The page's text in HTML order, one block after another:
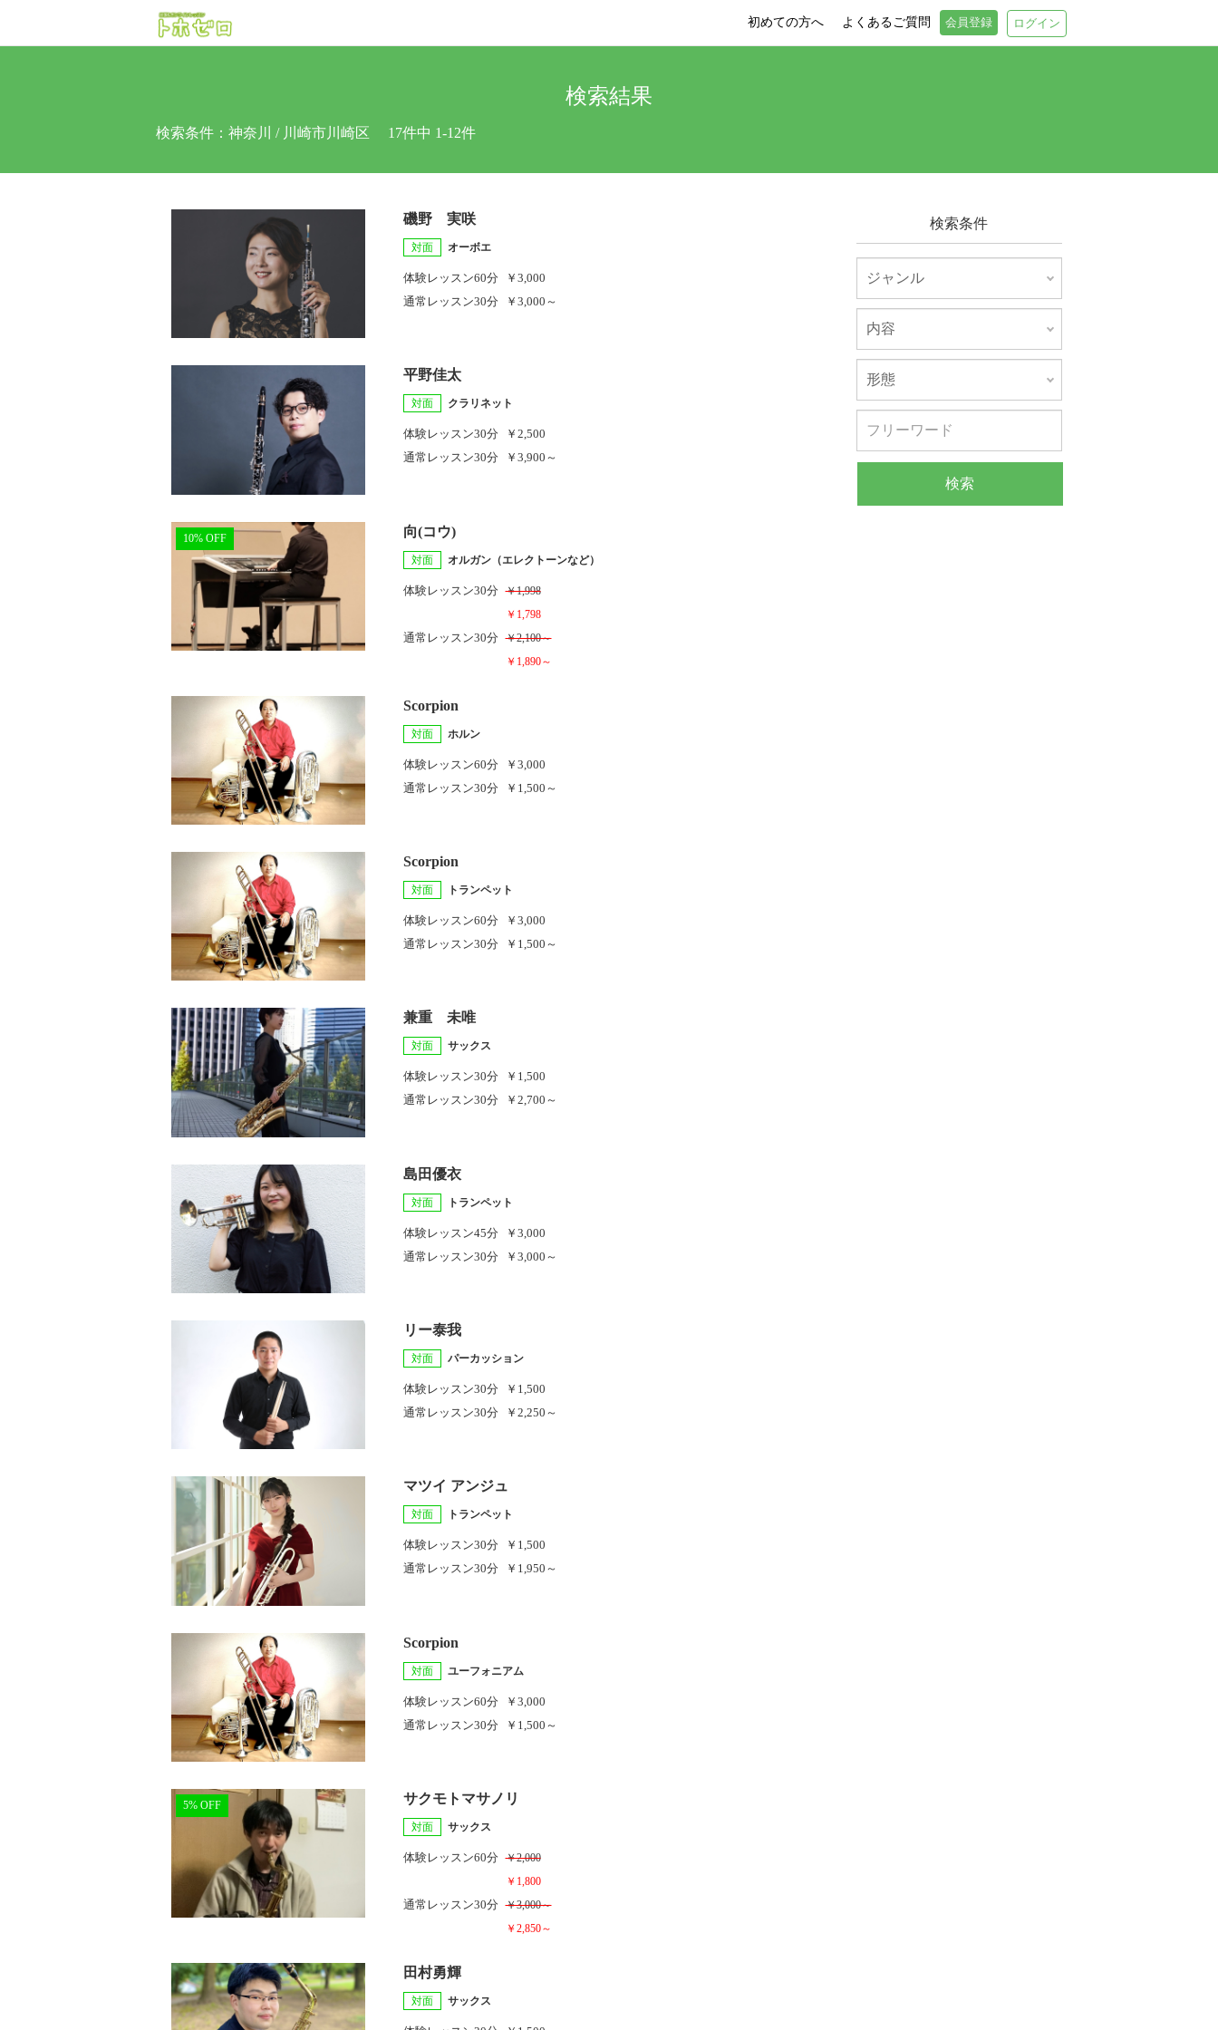
検索結果
検索条件： 神奈川 / 川崎市川崎区 17件中 1-12件
磯野 実咲
対面 オーボエ
体験レッスン60分
￥3,000
通常レッスン30分 ￥3,000～
平野佳太
対面 クラリネット
体験レッスン30分
￥2,500
通常レッスン30分 ￥3,900～
10% OFF 向(コウ)
対面 オルガン（エレクトーンなど）
体験レッスン30分
￥1,998
￥1,798
通常レッスン30分
￥2,100～
￥1,890～
Scorpion
対面 ホルン
体験レッスン60分
￥3,000
通常レッスン30分 ￥1,500～
Scorpion
対面 トランペット
体験レッスン60分
￥3,000
通常レッスン30分 ￥1,500～
兼重 未唯
対面 サックス
体験レッスン30分
￥1,500
通常レッスン30分 ￥2,700～
島田優衣
対面 トランペット
体験レッスン45分
￥3,000
通常レッスン30分 ￥3,000～
リー泰我
対面 パーカッション
体験レッスン30分
￥1,500
通常レッスン30分 ￥2,250～
マツイ アンジュ
対面 トランペット
体験レッスン30分
￥1,500
通常レッスン30分 ￥1,950～
Scorpion
対面 ユーフォニアム
体験レッスン60分
￥3,000
通常レッスン30分 ￥1,500～
5% OFF サクモトマサノリ
対面 サックス
体験レッスン60分
￥2,000
￥1,800
通常レッスン30分
￥3,000～
￥2,850～
田村勇輝
対面 サックス
検索条件
初めての方へ よくあるご質問 会員登録 ログイン